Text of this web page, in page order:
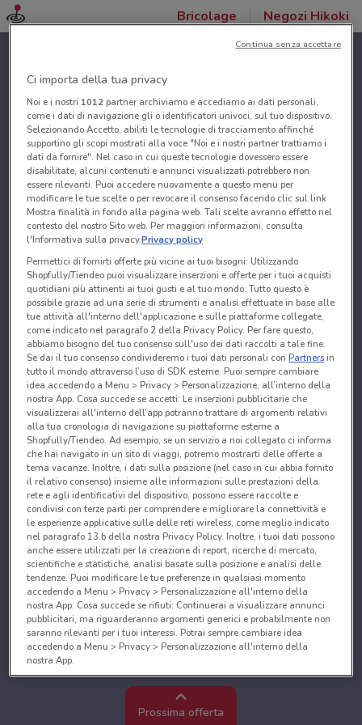
Bricolage Negozi Hikoki
Prossima offerta
Ci importa della tua privacy
Noi e i nostri 1012partner archiviamo e accediamo ai dati personali,
come i dati di navigazione gli o identificatori univoci, sul tuo dispositivo.
Selezionando Accetto, abiliti le tecnologie di tracciamento affinché
supportino gli scopi mostrati alla voce "Noi e i nostri partner trattiamo i
dati da fornire". Nel caso in cui queste tecnologie dovessero essere
disabilitate, alcuni contenuti e annunci visualizzati potrebbero non
essere rilevanti. Puoi accedere nuovamente a questo menu per
modificare le tue scelte o per revocare il consenso facendo clic sul link
Mostra finalità in fondo alla pagina web. Tali scelte avranno effetto nel
contesto del nostro Sito web. Per maggiori informazioni, consulta
l'Informativa sulla privacy.Privacy policy
Permettici di fornirti offerte più vicine ai tuoi bisogni: Utilizzando
Shopfully/Tiendeo puoi visualizzare inserzioni e offerte per i tuoi acquisti
quotidiani più attinenti ai tuoi gusti e al tuo mondo. Tutto questo è
possibile grazie ad una serie di strumenti e analisi effettuate in base alle
tue attività all'interno dell'applicazione e sulle piattaforme collegate,
come indicato nel paragrafo 2 della Privacy Policy. Per fare questo,
abbiamo bisogno del tuo consenso sull'uso dei dati raccolti a tale fine.
Se dai il tuo consenso condivideremo i tuoi dati personali conPartnersin
tutto il mondo attraverso l’uso di SDK esterne. Puoi sempre cambiare
idea accedendo a Menu > Privacy > Personalizzazione, all’interno della
nostra App. Cosa succede se accetti: Le inserzioni pubblicitarie che
visualizzerai all'interno dell’app potranno trattare di argomenti relativi
alla tua cronologia di navigazione su piattaforme esterne a
Shopfully/Tiendeo. Ad esempio, se un servizio a noi collegato ci informa
che hai navigato in un sito di viaggi, potremo mostrarti delle offerte a
tema vacanze. Inoltre, i dati sulla posizione (nel caso in cui abbia fornito
il relativo consenso) insieme alle informazioni sulle prestazioni della
rete e agli identificativi del dispositivo, possono essere raccolte e
condivisi con terze parti per comprendere e migliorare la connettività e
le esperienze applicative sulle delle reti wireless, come meglio indicato
nel paragrafo 13.b della nostra Privacy Policy. Inoltre, i tuoi dati possono
anche essere utilizzati per la creazione di report, ricerche di mercato,
scientifiche e statistiche, analisi basate sulla posizione e analisi delle
tendenze. Puoi modificare le tue preferenze in qualsiasi momento
accedendo a Menu > Privacy > Personalizzazione all'interno della
nostra App. Cosa succede se rifiuti: Continuerai a visualizzare annunci
pubblicitari, ma riguarderanno argomenti generici e probabilmente non
saranno rilevanti per i tuoi interessi. Potrai sempre cambiare idea
accedendo a Menu > Privacy > Personalizzazione all'interno della
nostra App.
Noi e i nostri partner trattiamo i dati per fornire:
Utilizzare dati di geolocalizzazione precisi. Scansione attiva delle
caratteristiche del dispositivo ai fini dell’identificazione. Archiviare
Continua senza accettare